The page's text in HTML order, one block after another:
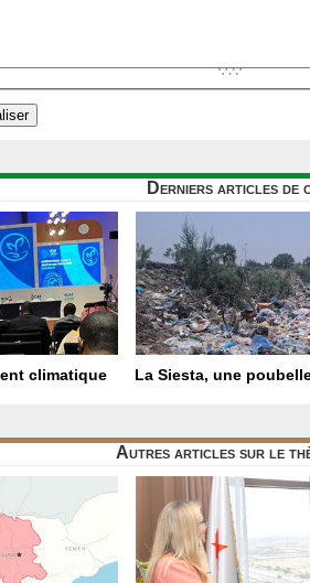
Derniers articles de
climatique La Siesta, une
Autres articles sur le